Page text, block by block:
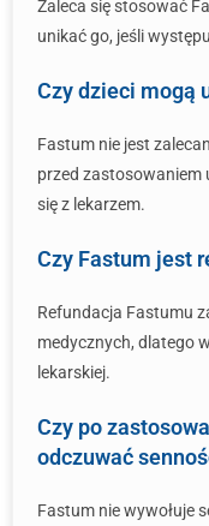
Zaleca się stosować
unikać go, jeśli
Czy dzieci mogą
Fastum nie jest
przed zastosowaniem
się z lekarzem.
Czy Fastum jest
Refundacja Fastumu
medycznych, dlatego
lekarskiej.
Czy po
odczuwać
Fastum nie wywołuje